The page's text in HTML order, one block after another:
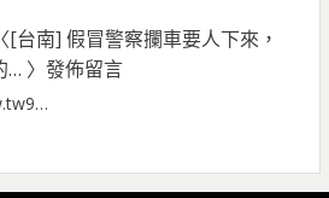
[台南] 假冒警察攔車要人下來，
… 〉發佈留言